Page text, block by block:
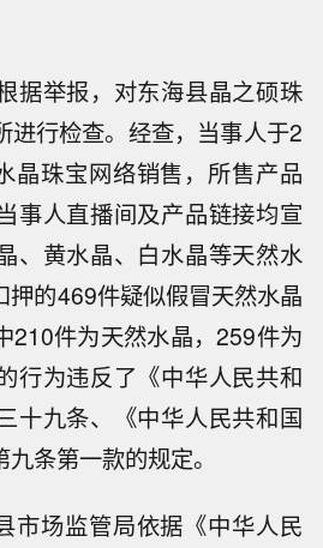
据举报，对东海县晶之硕珠
进行检查。经查，当事人于2
晶珠宝网络销售，所售产品
事人直播间及产品链接均宣
、黄水晶、白水晶等天然水
押的469件疑似假冒天然水晶
210件为天然水晶，259件为
行为违反了《中华人民共和
十九条、《中华人民共和国
条第一款的规定。
市场监管局依据《中华人民